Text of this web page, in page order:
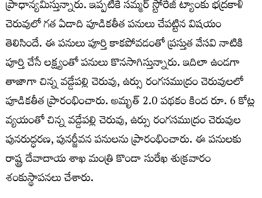
ప్రాధాన్యమిస్తున్నారు. ఇప్పటికే సమ్మర్ స్టోరేజీ ట్యాంకు భద్రకాళి
చెరువులో గత ఏడాది పూడికతీత పనులు చేపట్టిన విషయం
తెలిసిందే. ఈ పనులు పూర్తి కాకపోవడంతో ప్రస్తుత వేసవి నాటికి
పూర్తి చేసే లక్ష్యంతో పనులు కొనసాగిస్తున్నారు. ఇదిలా ఉండగా
తాజాగా చిన్న వడ్డేపల్లి చెరువు, ఉర్సు రంగసముద్రం చెరువులలో
పూడికతీత ప్రారంభించారు. అమృత్ 2.0 పథకం కింద రూ. 6 కోట్ల
వ్యయంతో చిన్న వడ్డేపల్లి చెరువు, ఉర్సు రంగసముద్రం చెరువుల
పునరుద్ధరణ, పునర్జీవన పనులను ప్రారంభించారు. ఈ పనులకు
రాష్ట్ర దేవాదాయ శాఖ మంత్రి కొండా సురేఖ శుక్రవారం
శంకుస్థాపనలు చేశారు.